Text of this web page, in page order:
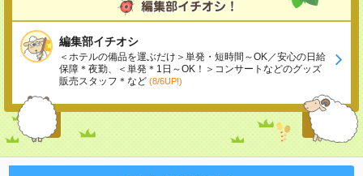
編集部イチオシ
＜ホテルの備品を運ぶだけ＞単発・短時間～OK／安心の日給
保障＊夜勤、＜単発＊1日～OK！＞コンサートなどのグッズ
販売スタッフ＊など (8/6UP!)